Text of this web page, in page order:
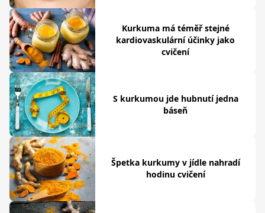
Kurkuma má téměř stejné
kardiovaskulární účinky jako
cvičení
S kurkumou jde hubnutí jedna
báseň
Špetka kurkumy v jídle nahradí
hodinu cvičení